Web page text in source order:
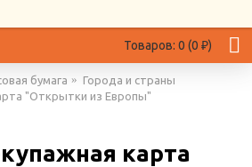
Товаров: 0 (0 ₽)
бумага
Города и страны
"Открытки из Европы"
карта